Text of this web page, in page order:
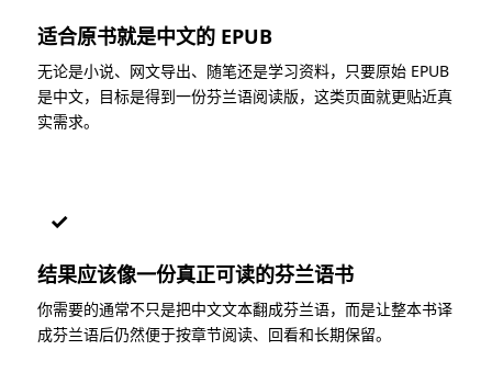
适合原书就是中文的 EPUB
无论是小说、网文导出、随笔还是学习资料，只要原始 EPUB
是中文，目标是得到一份芬兰语阅读版，这类页面就更贴近真
实需求。
✓
结果应该像一份真正可读的芬兰语书
你需要的通常不只是把中文文本翻成芬兰语，而是让整本书译
成芬兰语后仍然便于按章节阅读、回看和长期保留。